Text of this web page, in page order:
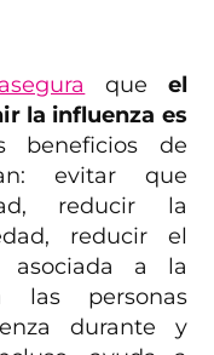
asegura que el
la influenza es
beneficios de
evitar que
reducir la
reducir el
asociada a la
las personas
durante y